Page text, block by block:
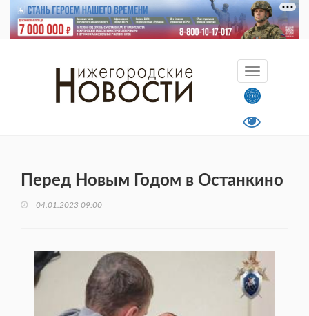
Перед Новым Годом в Останкино
04.01.2023 09:00